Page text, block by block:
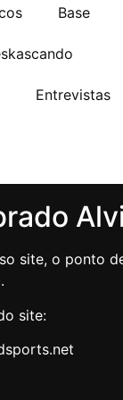
Base
Entrevistas
site, o ponto
site: